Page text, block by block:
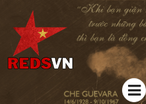
Kênh chia sẻ tri thức cộng đồng